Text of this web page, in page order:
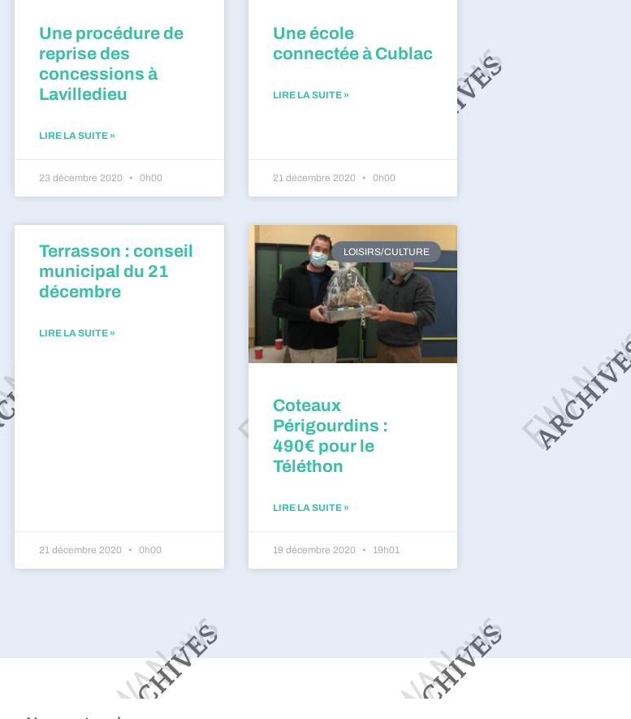
Une procédure de
reprise des
concessions à
Lavilledieu
LIRE LA SUITE »
23 décembre 2020 0h00
Une école
connectée à Cublac
LIRE LA SUITE »
21 décembre 2020 0h00
Terrasson : conseil
municipal du 21
décembre
LIRE LA SUITE »
21 décembre 2020 0h00
LOISIRS/CULTURE
Coteaux
Périgourdins :
490€ pour le
Téléthon
LIRE LA SUITE »
19 décembre 2020 19h01